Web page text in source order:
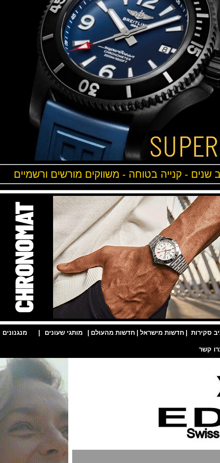
- קנייה בטוחה - משווקים מורשים ורשמיים
| חדשות מישראל | חדשות מהעולם | מותגי שעונים | מנגנונים |